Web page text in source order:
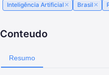
Inteligência Artificial × Brasil ×
Conteudo
Resumo